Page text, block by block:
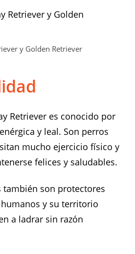
y Golden Retriever
Retriever es conocido por
y leal. Son perros
mucho ejercicio físico y
felices y saludables.
también son protectores
y su territorio
a ladrar sin razón